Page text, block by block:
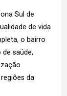
Sul de
de vida
o bairro
saúde,
da